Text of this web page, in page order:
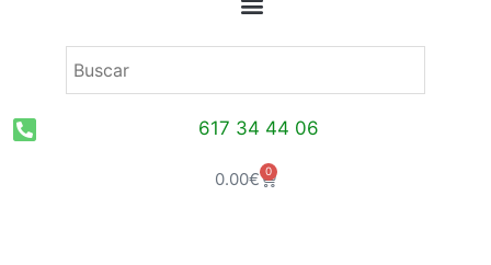
617 34 44 06
0.00€ 0 Carrito